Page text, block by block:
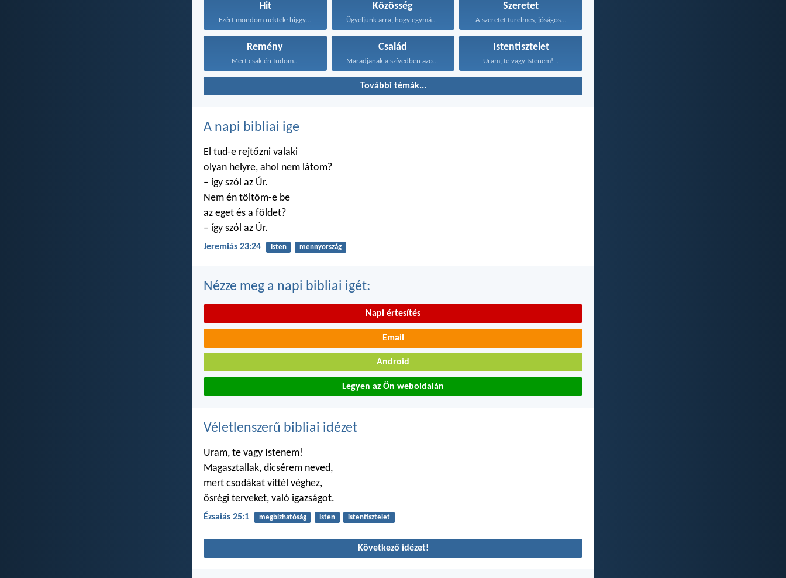
Hit
Ezért mondom nektek: higgyétek...
Közösség Szeretet
A szeretet türelmes, jóságos...
Remény
Mert csak én tudom...
Család Istentisztelet
Uram, te vagy Istenem!...
További témák...
A napi bibliai ige
El tud-e rejtőzni valaki
olyan helyre, ahol nem látom?
– így szól az Úr.
Nem én töltöm-e be
az eget és a földet?
– így szól az Úr.
Jeremiás 23:24 Isten mennyország
Nézze meg a napi bibliai igét:
Napi értesítés
Email
Android
Legyen az Ön weboldalán
Véletlenszerű bibliai idézet
Uram, te vagy Istenem!
Magasztallak, dicsérem neved,
mert csodákat vittél véghez,
ősrégi terveket, való igazságot.
Ézsaiás 25:1 megbízhatóság Isten istentisztelet
Következő idézet!